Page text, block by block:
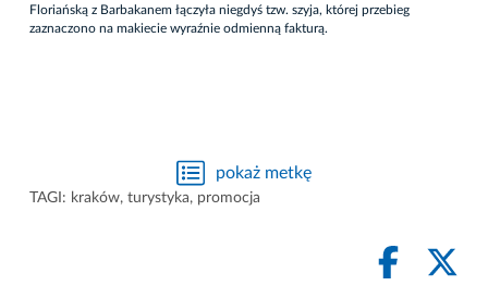
Floriańską z Barbakanem łączyła niegdyś tzw. szyja, której przebieg
zaznaczono na makiecie wyraźnie odmienną fakturą.
pokaż metkę
TAGI: kraków, turystyka, promocja